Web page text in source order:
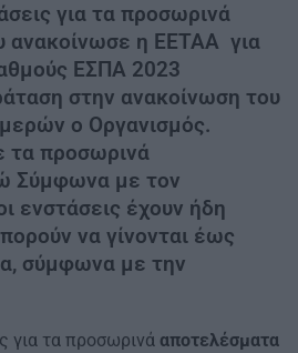
για τα προσωρινά
ανακοίνωσε η ΕΕΤΑΑ για
ΕΣΠΑ 2023
στην ανακοίνωση του
ο Οργανισμός.
τα προσωρινά
Σύμφωνα με τον
ενστάσεις έχουν ήδη
να γίνονται έως
σύμφωνα με την
για τα προσωρινά αποτελέσματα